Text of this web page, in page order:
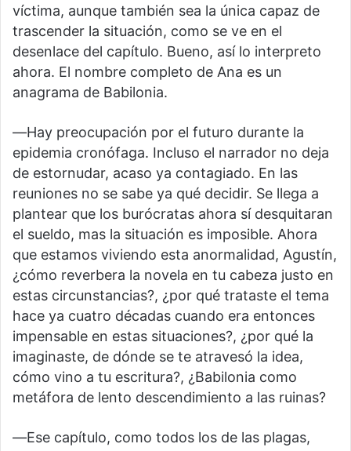
víctima, aunque también sea la única capaz de
trascender la situación, como se ve en el
desenlace del capítulo. Bueno, así lo interpreto
ahora. El nombre completo de Ana es un
anagrama de Babilonia.
―Hay preocupación por el futuro durante la
epidemia cronófaga. Incluso el narrador no deja
de estornudar, acaso ya contagiado. En las
reuniones no se sabe ya qué decidir. Se llega a
plantear que los burócratas ahora sí desquitaran
el sueldo, mas la situación es imposible. Ahora
que estamos viviendo esta anormalidad, Agustín,
¿cómo reverbera la novela en tu cabeza justo en
estas circunstancias?, ¿por qué trataste el tema
hace ya cuatro décadas cuando era entonces
impensable en estas situaciones?, ¿por qué la
imaginaste, de dónde se te atravesó la idea,
cómo vino a tu escritura?, ¿Babilonia como
metáfora de lento descendimiento a las ruinas?
―Ese capítulo, como todos los de las plagas,